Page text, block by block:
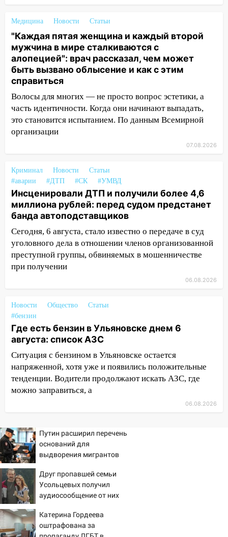
13:01
В Димитровграде мужчина
выбросил из машины страйкбольную
гранату: его задержали
12:34 На Ульяновскую область
надвигается сильнейшая непогода: град
и шквал до 27 м/с
12:31 Ульяновец хотел купить иномарку
из Европы и потерял 760 тысяч рублей
12:20 В Чердаклинском районе
12:00
Где есть бензин в Ульяновске 7
августа: список АЗС
11:50 Заснул рядом с ребёнком и
случайно задушил его: суд вынес
приговор
11:38 В Ленинском районе пожар
полностью уничтожил дачный дом и
сарай
11:25
нарушителей на контейнерных
площадках
11:20 Ульяновская шахматистка
Валерия Клейменова выиграла два
золота в составе сборной мира
В Ульяновске открыли памятную
10:40
В Ульяновске спасатели ночью
нашли потерявшегося в заброшенных
садах 79-летнего мужчину
10:26
На нескольких улицах Ульяновска
временно отключили холодную воду
10:14
В Ульяновске двоих участников
коррупционной схемы при ЦГКБ
отправили в колонию на 7 и 8 лет
Медицина Новости Статьи
"Каждая пятая женщина и каждый второй
мужчина в мире сталкиваются с
алопецией": врач рассказал, чем может
быть вызвано облысение и как с этим
справиться
Волосы для многих — не просто вопрос эстетики, а
часть идентичности. Когда они начинают выпадать,
это становится испытанием. По данным Всемирной
организации
07.08.2026
Криминал Новости
Статьи
#аварии
#ДТП #СК #УМВД
Инсценировали ДТП и получили более 4,6
миллиона рублей: перед судом предстанет
банда автоподставщиков
Сегодня, 6 августа, стало известно о передаче в суд
уголовного дела в отношении членов организованной
преступной группы, обвиняемых в мошенничестве
при получении
06.08.2026
Новости Общество
Статьи
#бензин
Где есть бензин в Ульяновске днем 6
августа: список АЗС
Ситуация с бензином в Ульяновске остается
напряженной, хотя уже и появились положительные
тенденции. Водители продолжают искать АЗС, где
можно заправиться, а
06.08.2026
Путин расширил перечень
оснований для
выдворения мигрантов
Друг пропавшей семьи
Усольцевых получил
аудиосообщение от них
Катерина Гордеева
оштрафована за